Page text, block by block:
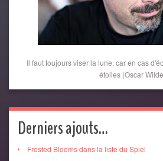
Il faut toujours viser la lune, car en cas
étoiles (Oscar
Derniers ajouts…
Frosted Blooms dans la liste du Spiel